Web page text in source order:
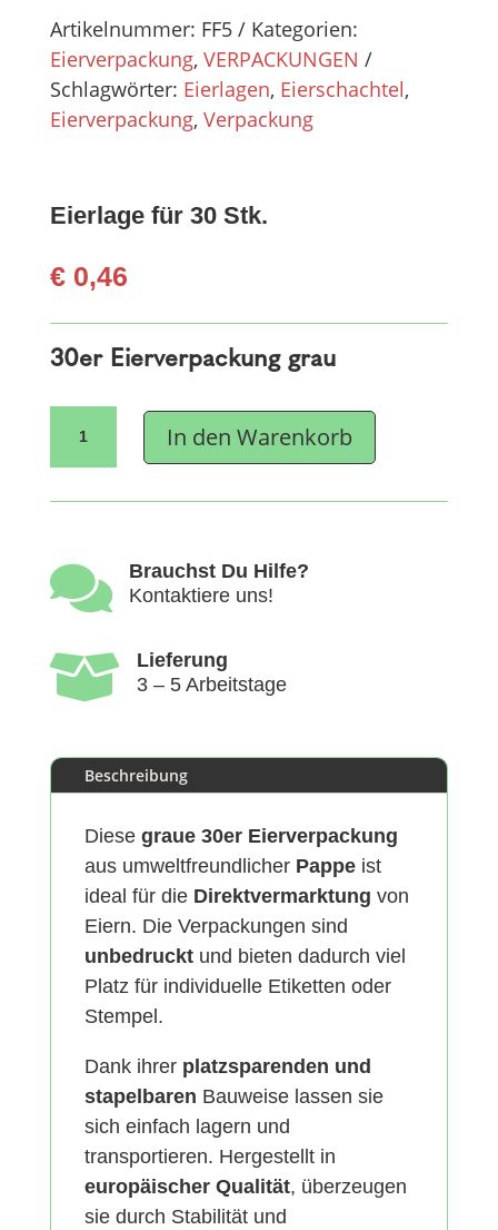
Artikelnummer: FF5
Kategorien:
Eierverpackung, VERPACKUNGEN
Schlagwörter: Eierlagen, Eierschachtel,
Eierverpackung, Verpackung
Eierlage für 30 Stk.
€0,46
30er Eierverpackung grau
30
In den Warenkorb

Brauchst Du Hilfe?
Kontaktiere uns!

Lieferung
3 – 5 Arbeitstage
Beschreibung
Diese graue 30er Eierverpackung
aus umweltfreundlicher Pappeist
ideal für die Direktvermarktung von
Eiern. Die Verpackungen sind
unbedrucktund bieten dadurch viel
Platz für individuelle Etiketten oder
Stempel.
Dank ihrer platzsparenden und
stapelbaren Bauweise lassen sie
sich einfach lagern und
transportieren. Hergestellt in
europäischer Qualität, überzeugen
sie durch Stabilität und